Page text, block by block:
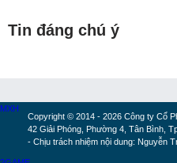
Tin đáng chú ý
Copyright © 2014 - 2026 Công ty Cổ
42 Giải Phóng, Phường 4, Tân Bình,
- Chịu trách nhiệm nội dung: Nguyễn
MXH